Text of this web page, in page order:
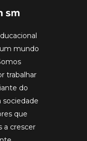
mundo
trabalhar
do
sociedade
que
a crescer